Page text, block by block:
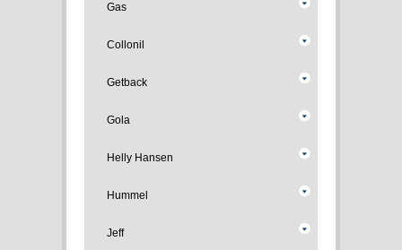
Gas
Collonil
Getback
Gola
Helly Hansen
Hummel
Jeff